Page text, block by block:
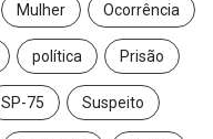
Mulher Ocorrência
política Prisão
SP-75 Suspeito